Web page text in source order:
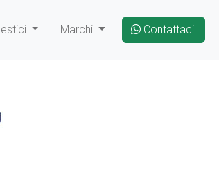
Marchi Contattaci!